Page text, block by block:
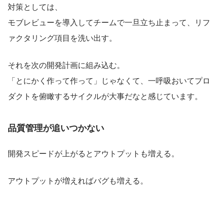
対策としては、
モブレビューを導入してチームで一旦立ち止まって、リフ
ァクタリング項目を洗い出す。
それを次の開発計画に組み込む。
「とにかく作って作って」じゃなくて、一呼吸おいてプロ
ダクトを俯瞰するサイクルが大事だなと感じています。
品質管理が追いつかない
開発スピードが上がるとアウトプットも増える。
アウトプットが増えればバグも増える。